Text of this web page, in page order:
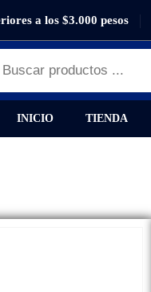
a los $3.000 pesos
INICIO TIENDA
BATERÍA XIAOMI REDMI NOTE